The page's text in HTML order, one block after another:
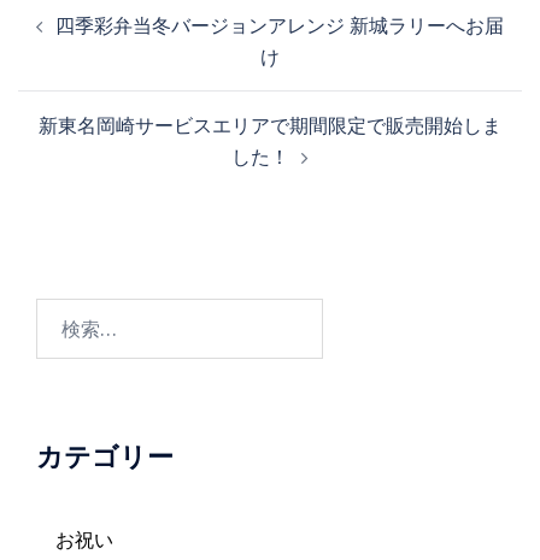
稿
ビ
ゲ
四季彩弁当冬バージョンアレンジ 新城ラリーへお届
け
新東名岡崎サービスエリアで期間限定で販売開始しま
した！
カテゴリー
お祝い